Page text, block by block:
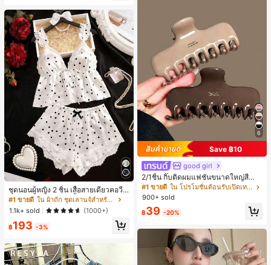
ชุดนอนผู้หญิง 2 ชิ้น เสื้อสายเดี่ยวคอวีลู
กไม้ พร้อมกางเกงขาสั้นแต่งลูกไม้ แต่ง
โบว์ที่เอว ชุดลำลองผู้หญิงนุ่มสบายน่ารั
ก สไตล์เอสเธติก
#1 ขายดี
ใน ผ้าถัก ชุดเลานจ์สำหรับผู้หญิง
1.1k+ sold
(1000+)
฿193 -3%
6
Save ฿10
good girl
2/1ชิ้น กิ๊บติดผมแฟชั่นขนาดใหญ่สีน้ำ
ตาลชานมสำหรับผู้หญิง เหมาะสำหรับก
ารอาบน้ำ ล้างหน้า และจัดแต่งทรงผม
#1 ขายดี
ใน โปรโมชั่นต้อนรับเปิดเทอม เครื่องประดับผมผู้หญิง
900+ sold
฿39 -20%